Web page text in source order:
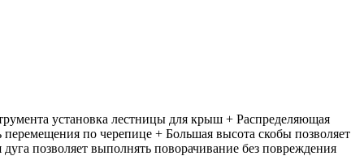
установка лестницы для крыш + Распределяющая
по черепице + Большая высота скобы позволяет
позволяет выполнять поворачивание без повреждения